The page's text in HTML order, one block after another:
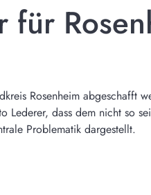
für
Rosenheim abgeschafft
dass dem nicht so
Problematik dargestellt.